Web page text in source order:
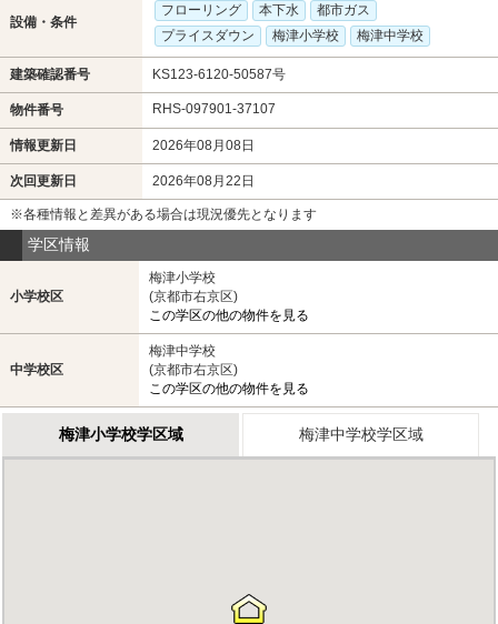
設備・条件
フローリング 本下水
都市ガス
プライスダウン
梅津小学校 梅津中学校
建築確認番号 KS123-6120-50587号
物件番号 RHS-097901-37107
情報更新日 2026年08月08日
次回更新日 2026年08月22日
※各種情報と差異がある場合は現況優先となります
学区情報
小学校区
梅津小学校
(京都市右京区)
この学区の他の物件を見る
中学校区
梅津中学校
(京都市右京区)
この学区の他の物件を見る
梅津小学校学区域 梅津中学校学区域